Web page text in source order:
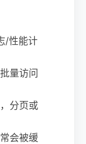
/性能计
量访问
分页或
会被缓